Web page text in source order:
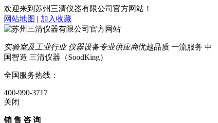
欢迎来到苏州三清仪器有限公司官方网站！
网站地图 | 加入收藏
实验室及工业行业 仪器设备专业供应商优越品质 一流服务 中
国智造 三清仪器（SoodKing）
全国服务热线：
400-990-3717
关闭
销 售 咨 询